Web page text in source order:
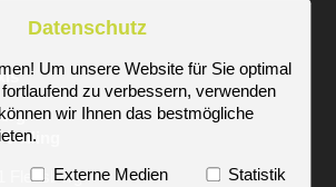
Flensburg
Datenschutz
Um unsere Website für Sie optimal
zu verbessern, verwenden
wir Ihnen das bestmögliche
Externe Medien Statistik